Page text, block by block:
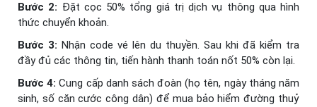
Bước 2: Đặt cọc 50% tổng giá trị dịch vụ thông qua hình
thức chuyển khoản.
Bước 3: Nhận code vé lên du thuyền. Sau khi đã kiểm tra
đầy đủ các thông tin, tiến hành thanh toán nốt 50% còn lại.
Bước 4: Cung cấp danh sách đoàn (họ tên, ngày tháng năm
sinh, số căn cước công dân) để mua bảo hiểm đường thuỷ